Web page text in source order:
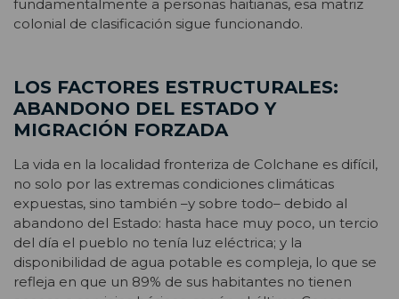
fundamentalmente a personas haitianas, esa matriz
colonial de clasificación sigue funcionando.
LOS FACTORES ESTRUCTURALES:
ABANDONO DEL ESTADO Y
MIGRACIÓN FORZADA
La vida en la localidad fronteriza de Colchane es difícil,
no solo por las extremas condiciones climáticas
expuestas, sino también –y sobre todo– debido al
abandono del Estado: hasta hace muy poco, un tercio
del día el pueblo no tenía luz eléctrica; y la
disponibilidad de agua potable es compleja, lo que se
refleja en que un 89% de sus habitantes no tienen